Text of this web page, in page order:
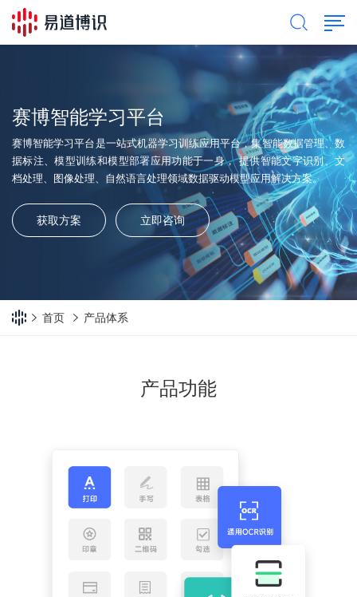
赛博智能学习平台
赛博智能学习平台是一站式机器学习训练应用平台，集智能数据管理、数
据标注、模型训练和模型部署应用功能于一身， 提供智能文字识别、文
档处理、图像处理、自然语言处理领域数据驱动模型应用解决方案。
获取方案 立即咨询
首页 产品体系
产品功能